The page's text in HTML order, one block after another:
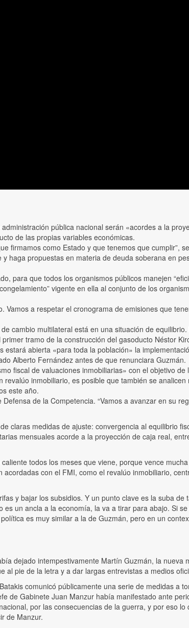
pública nacional serán «acordes a la
de las propias variables económicas.
firmamos como Estado y que tenemos que cumplir”,
haga propuestas en materia de deuda soberana en
para que todos los organismos públicos manejen
vigente en ella al conjunto de los
a respetar el cronograma de emisiones que
cambio multilateral está en una situación de
tramo de la construcción del gasoducto Néstor
abierta «para toda la población» la
Alberto Fernández antes de que renunciara Guzmán.
fiscal de valuaciones inmobiliarias» con el objetivo
inmobiliario, es posible que también se
este año.
de la Competencia. “Vamos a avanzar en su
claras medidas de ajuste: convergencia al equilibrio
mensuales acorde a la proyección de caja real,
todos los meses que viene, porque vence
con el FMI, como el revalúo inmobiliario,
y bajar los subsidios. Y un punto clave es la suba
un ancla a la economía, la va a tirar para abajo. Si
es muy similar a la de Guzmán, pero en un
dejado intempestivamente Martín Guzmán, la nueva
pie de la letra y a dar largas entrevistas a medios
comunicó públicamente una serie de medidas a
de Gabinete Juan Manzur había manifestado ante
por las consecuencias de la guerra, y por eso
de Manzur.